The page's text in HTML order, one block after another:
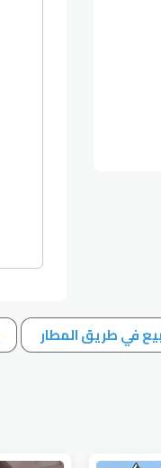
في طريق المطار